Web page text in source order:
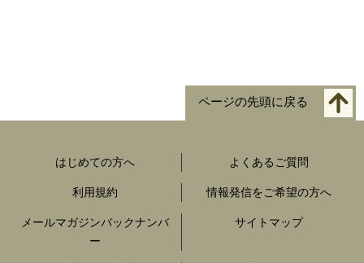
ページの先頭に戻る
はじめての方へ よくあるご質問
利用規約 情報発信をご希望の方へ
メールマガジンバックナンバ
ー
サイトマップ